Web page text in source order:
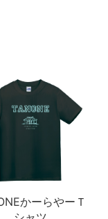
かーらやーＴ